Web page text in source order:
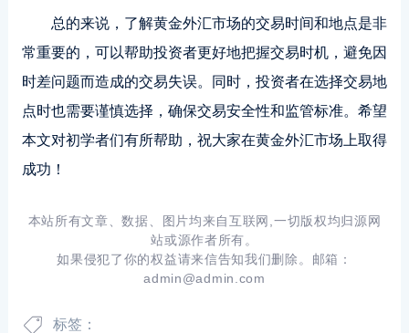
总的来说，了解黄金外汇市场的交易时间和地点是非
常重要的，可以帮助投资者更好地把握交易时机，避免因
时差问题而造成的交易失误。同时，投资者在选择交易地
点时也需要谨慎选择，确保交易安全性和监管标准。希望
本文对初学者们有所帮助，祝大家在黄金外汇市场上取得
成功！
本站所有文章、数据、图片均来自互联网,一切版权均归源网
站或源作者所有。
如果侵犯了你的权益请来信告知我们删除。邮箱：
admin@admin.com
标签：